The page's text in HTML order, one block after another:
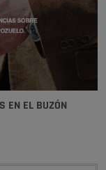
EN EL BUZÓN